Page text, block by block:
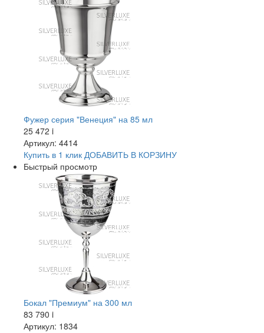
Фужер серия "Венеция" на 85 мл
25 472 i
Артикул: 4414
Купить в 1 клик ДОБАВИТЬ В КОРЗИНУ
Быстрый просмотр
Бокал "Премиум" на 300 мл
83 790 i
Артикул: 1834